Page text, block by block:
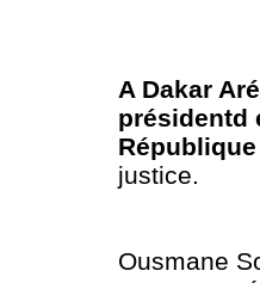
A Dakar
présidentd
justice.
Ousmane